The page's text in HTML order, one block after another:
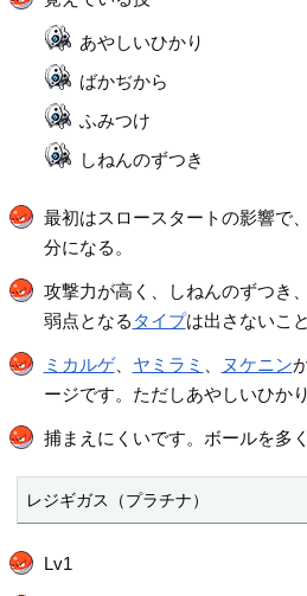
あやしいひかり
ばかぢから
ふみつけ
しねんのずつき
最初はスロースタートの影響で
分になる。
攻撃力が高く、しねんのずつき
弱点となる タイプは出さないこと
ミカルゲ、 ヤミラミ ヌケニン
ージです。ただしあやしいひか
捕まえにくいです。ボールを多
レジギガス（プラチナ）
Lv1